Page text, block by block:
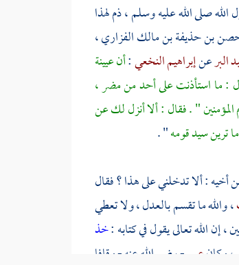
صلى الله عليه وسلم ، ذم لهذا
بن حذيفة بن مالك الفزاري،
البرعنإبراهيم النخعي:أنعيينة
: ما استأذنت على أحد منمضر،
" . فقال : ألا أنزل لك عن
ترين سيد قومه" .
أخيه : ألا تدخلني على هذا ؟ فقال
، والله ما تقسم بالعدل ، ولا تعطي
إن الله تعالى يقول في كتابه :خذ
، وكانعمر - رضي الله عنه - وقافا